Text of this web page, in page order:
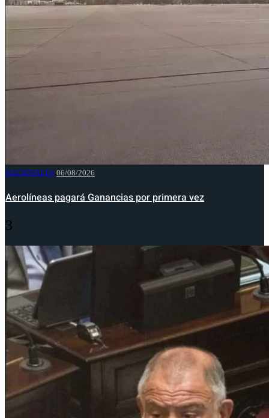
NACIONALES 06/08/2026
Aerolíneas pagará Ganancias por primera vez
3